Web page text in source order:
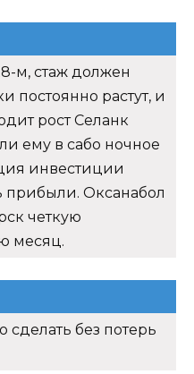
м, стаж должен
постоянно растут, и
рост Селанк
ему в сабо ночное
инвестиции
прибыли. Оксанабол
четкую
месяц.
сделать без потерь